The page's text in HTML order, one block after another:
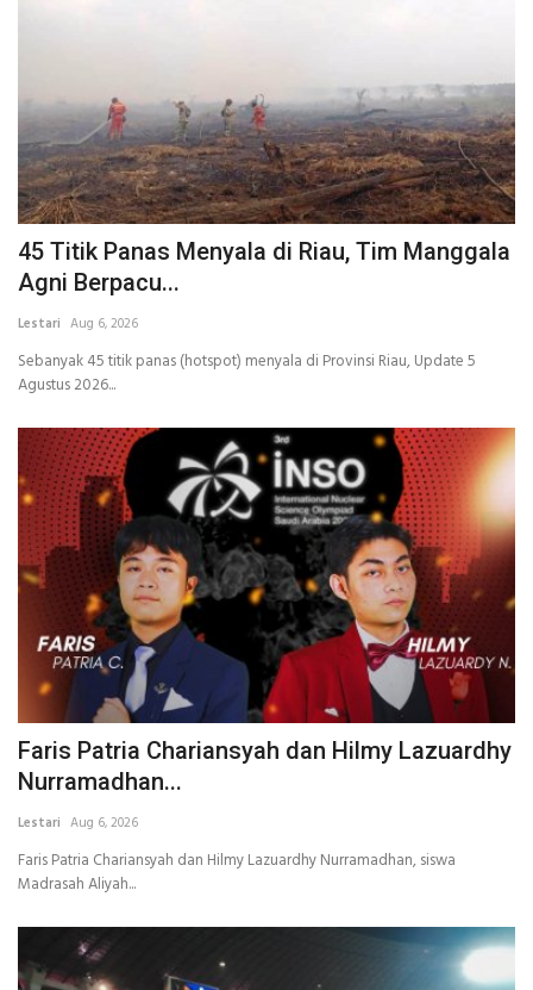
45 Titik Panas Menyala di Riau, Tim Manggala
Agni Berpacu...
Lestari Aug 6, 2026
Sebanyak 45 titik panas (hotspot) menyala di Provinsi Riau, Update 5
Agustus 2026...
Faris Patria Chariansyah dan Hilmy Lazuardhy
Nurramadhan...
Lestari Aug 6, 2026
Faris Patria Chariansyah dan Hilmy Lazuardhy Nurramadhan, siswa
Madrasah Aliyah...